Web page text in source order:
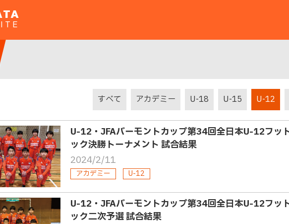
すべて アカデミー U-18 U-15 U-12
U-12・JFAバーモントカップ第34回全日本U-12フッ
ック決勝トーナメント 試合結果
2024/2/11
アカデミー U-12
U-12・JFAバーモントカップ第34回全日本U-12フッ
ック二次予選 試合結果